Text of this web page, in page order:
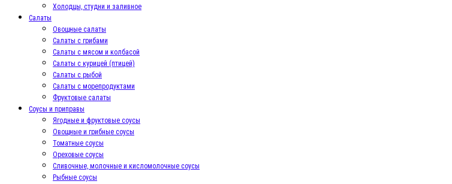
Холодцы, студни и заливное
Салаты
Овощные салаты
Салаты с грибами
Салаты с мясом и колбасой
Салаты с курицей (птицей)
Салаты с рыбой
Салаты с морепродуктами
Фруктовые салаты
Соусы и приправы
Ягодные и фруктовые соусы
Овощные и грибные соусы
Томатные соусы
Ореховые соусы
Сливочные, молочные и кисломолочные соусы
Рыбные соусы